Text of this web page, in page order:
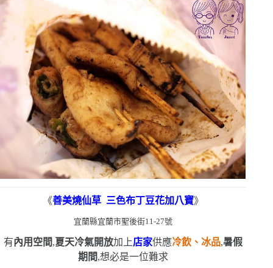
《善美燒仙草 三色布丁豆花加八寶》
宜蘭縣宜蘭市聖後街11-27號
有內用空間,夏天冷氣開放加上店家供應冷飲、冰品,暑假
期間,想必是一位難求